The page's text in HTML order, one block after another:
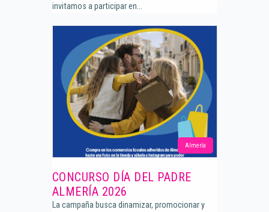
invitamos a participar en...
Almería
CONCURSO DÍA DEL PADRE
ALMERÍA 2026
La campaña busca dinamizar, promocionar y